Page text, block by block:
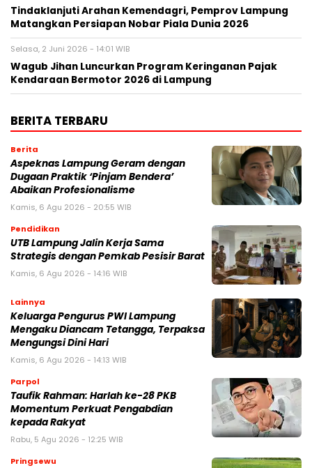
Tindaklanjuti Arahan Kemendagri, Pemprov Lampung
Matangkan Persiapan Nobar Piala Dunia 2026
Selasa, 2 Juni 2026 - 14:01 WIB
Wagub Jihan Luncurkan Program Keringanan Pajak
Kendaraan Bermotor 2026 di Lampung
BERITA TERBARU
Berita
Aspeknas Lampung Geram dengan
Dugaan Praktik ‘Pinjam Bendera’
Abaikan Profesionalisme
Kamis, 6 Agu 2026 - 20:55 WIB
Pendidikan
UTB Lampung Jalin Kerja Sama
Strategis dengan Pemkab Pesisir Barat
Kamis, 6 Agu 2026 - 14:16 WIB
Lainnya
Keluarga Pengurus PWI Lampung
Mengaku Diancam Tetangga, Terpaksa
Mengungsi Dini Hari
Kamis, 6 Agu 2026 - 14:13 WIB
Parpol
Taufik Rahman: Harlah ke-28 PKB
Momentum Perkuat Pengabdian
kepada Rakyat
Rabu, 5 Agu 2026 - 12:25 WIB
Pringsewu